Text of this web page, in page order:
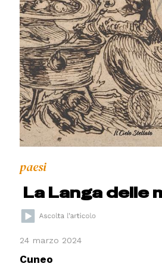
paesi
La Langa delle
24 marzo 2024
Cuneo